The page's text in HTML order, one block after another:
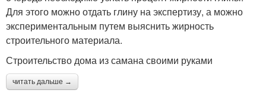
Для этого можно отдать глину на экспертизу, а можно
экспериментальным путем выяснить жирность
строительного материала.
Строительство дома из самана своими руками
читать дальше →